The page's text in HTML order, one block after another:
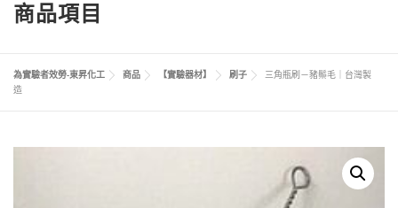
首頁 關於我們
網路商店 直購專區 詢價車、購物車/會員
商品項目
為實驗者效勞-東昇化工 商品 【實驗器材】 刷子
三角瓶刷－豬鬃毛｜台灣製
造